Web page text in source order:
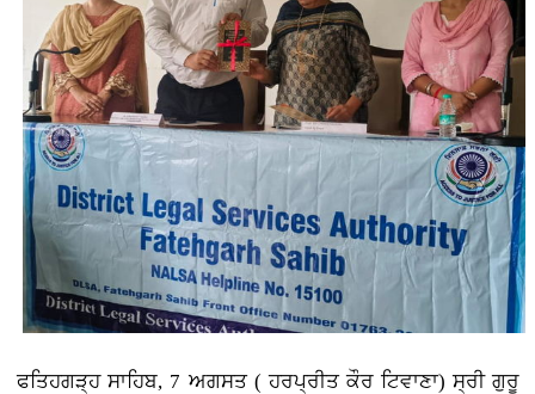
ਫਤਿਹਗੜ੍ਹ ਸਾਹਿਬ, 7 ਅਗਸਤ ( ਹਰਪ੍ਰੀਤ ਕੌਰ ਟਿਵਾਣਾ)ਸ੍ਰੀ ਗੁਰੂ